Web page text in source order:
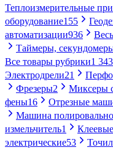
Теплоизмерительные
оборудование155
автоматизации936
Таймеры,
Все товары рубрики1 343
Электродрели21
Фрезеры2 Миксеры
фены16 Отрезные
Машина
измельчитель1
электрические53